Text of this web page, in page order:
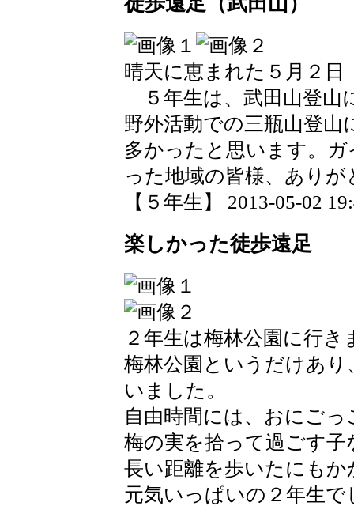
晴天に恵まれた５月２日
５年生は、武田山登山
野外活動での三瓶山登
多かったと思います。
った地域の皆様、あり
【５年生】 2013-05-02
楽しかった徒歩遠足
２年生は梅林公園に行き
梅林公園というだけあ
いました。
自由時間には、おにご
梅の実を拾って過ごす子
長い距離を歩いたにも
元気いっぱいの２年生で